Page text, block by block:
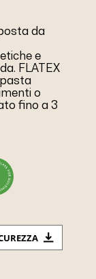
da
e
FLATEX
o
fino a 3